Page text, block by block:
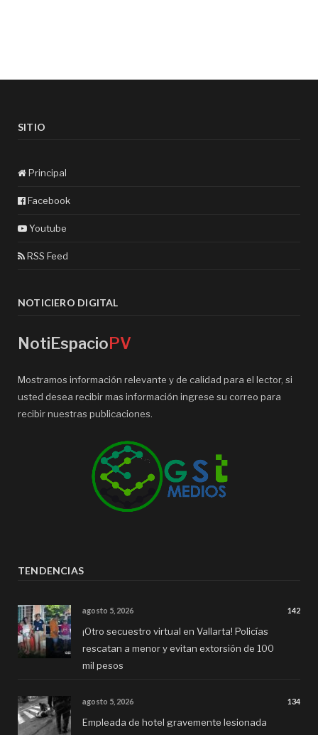
SITIO
Principal
Facebook
Youtube
RSS Feed
NOTICIERO DIGITAL
NotiEspacioPV
Mostramos información relevante y de calidad para el lector, si
usted desea recibir mas información ingrese su correo para
recibir nuestras publicaciones.
TENDENCIAS
agosto 5, 2026 142
¡Otro secuestro virtual en Vallarta! Policías
rescatan a menor y evitan extorsión de 100
mil pesos
agosto 5, 2026 134
Empleada de hotel gravemente lesionada